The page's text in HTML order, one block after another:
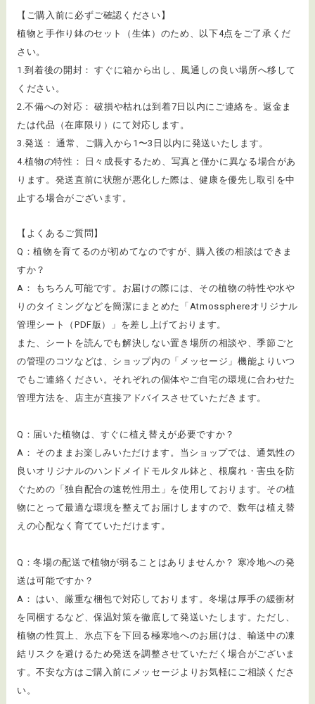
【ご購入前に必ずご確認ください】
植物と手作り鉢のセット（生体）のため、以下4点をご了承くだ
さい。
1.到着後の開封： すぐに箱から出し、風通しの良い場所へ移して
ください。
2.不備への対応： 破損や枯れは到着7日以内にご連絡を。返金ま
たは代品（在庫限り）にて対応します。
3.発送： 通常、ご購入から1〜3日以内に発送いたします。
4.植物の特性： 日々成長するため、写真と僅かに異なる場合があ
ります。発送直前に状態が悪化した際は、健康を優先し取引を中
止する場合がございます。
【よくあるご質問】
Q：植物を育てるのが初めてなのですが、購入後の相談はできま
すか？
A： もちろん可能です。お届けの際には、その植物の特性や水や
りのタイミングなどを簡潔にまとめた「Atmossphereオリジナル
管理シート（PDF版）」を差し上げております。
また、シートを読んでも解決しない置き場所の相談や、季節ごと
の管理のコツなどは、ショップ内の「メッセージ」機能よりいつ
でもご連絡ください。それぞれの個体やご自宅の環境に合わせた
管理方法を、店主が直接アドバイスさせていただきます。
Q：届いた植物は、すぐに植え替えが必要ですか？
A： そのままお楽しみいただけます。当ショップでは、通気性の
良いオリジナルのハンドメイドモルタル鉢と、根腐れ・害虫を防
ぐための「独自配合の速乾性用土」を使用しております。その植
物にとって最適な環境を整えてお届けしますので、数年は植え替
えの心配なく育てていただけます。
Q：冬場の配送で植物が弱ることはありませんか？ 寒冷地への発
送は可能ですか？
A： はい、厳重な梱包で対応しております。冬場は厚手の緩衝材
を同梱するなど、保温対策を徹底して発送いたします。ただし、
植物の性質上、氷点下を下回る極寒地へのお届けは、輸送中の凍
結リスクを避けるため発送を調整させていただく場合がございま
す。不安な方はご購入前にメッセージよりお気軽にご相談くださ
い。